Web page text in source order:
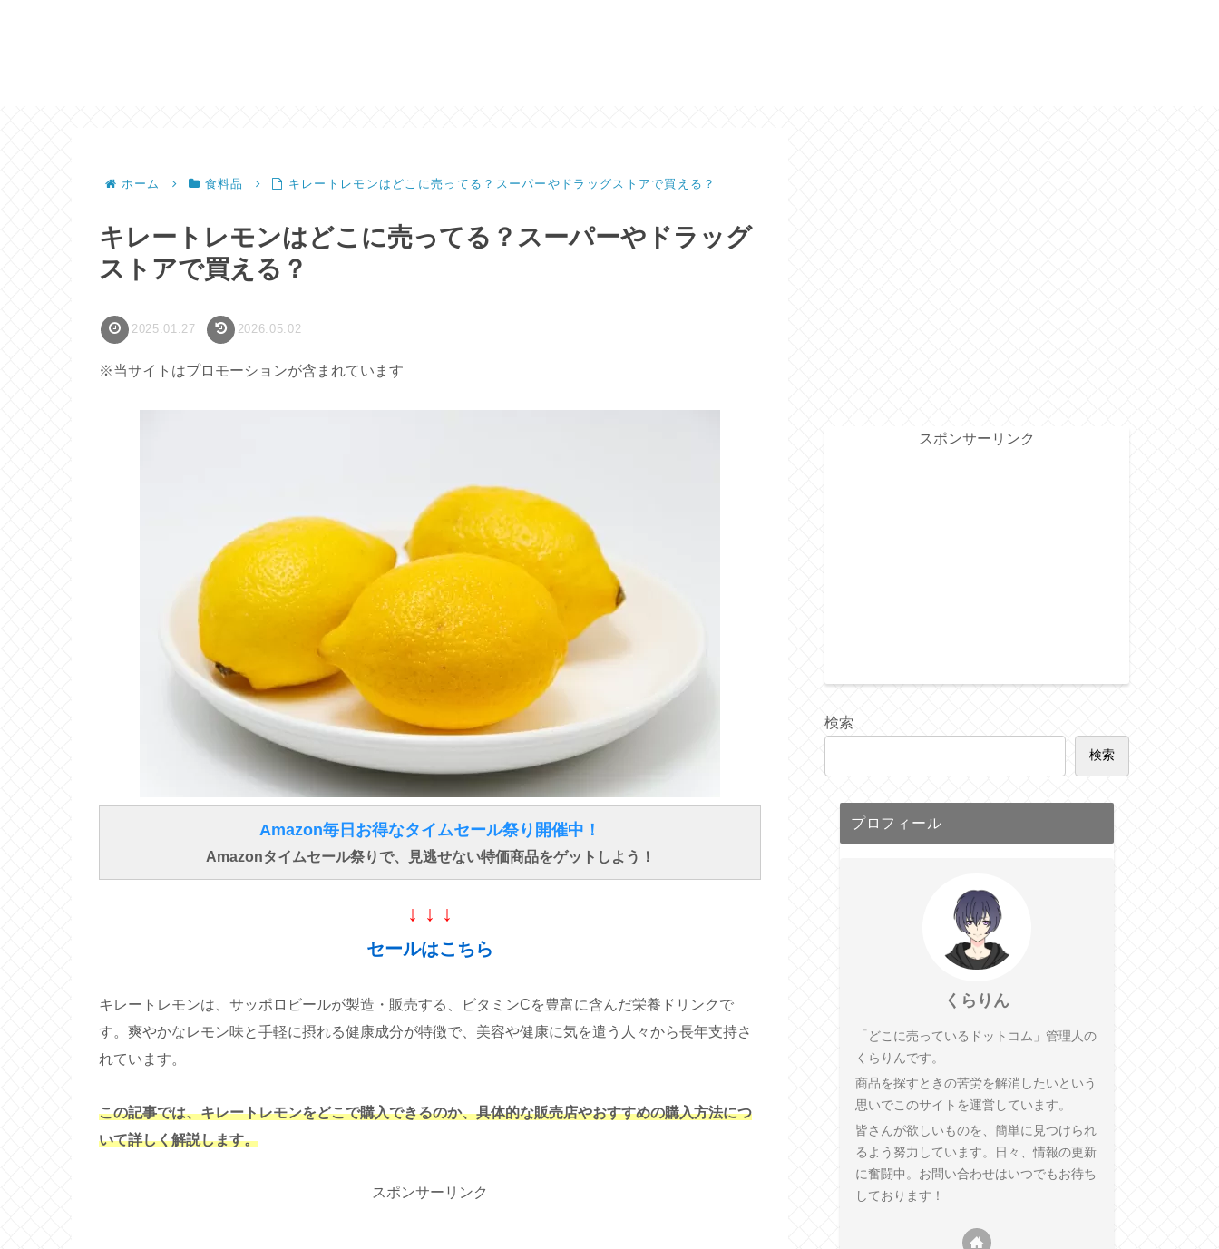
ホーム 食料品 キレートレモンはどこに売ってる？スーパーやドラッグストアで買える？
キレートレモンはどこに売ってる？スーパーやドラッグ
ストアで買える？
2025.01.27 2026.05.02
※当サイトはプロモーションが含まれています
Amazon毎日お得なタイムセール祭り開催中！
Amazonタイムセール祭りで、見逃せない特価商品をゲットしよう！
↓ ↓ ↓
セールはこちら
キレートレモンは、サッポロビールが製造・販売する、ビタミンCを豊富に含んだ栄養ドリンクで
す。爽やかなレモン味と手軽に摂れる健康成分が特徴で、美容や健康に気を遣う人々から長年支持さ
れています。
この記事では、キレートレモンをどこで購入できるのか、具体的な販売店やおすすめの購入方法につ
いて詳しく解説します。
スポンサーリンク
スポンサーリンク
検索
検索
プロフィール
くらりん
「どこに売っているドットコム」管理人の
くらりんです。
商品を探すときの苦労を解消したいという
思いでこのサイトを運営しています。
皆さんが欲しいものを、簡単に見つけられ
るよう努力しています。日々、情報の更新
に奮闘中。お問い合わせはいつでもお待ち
しております！